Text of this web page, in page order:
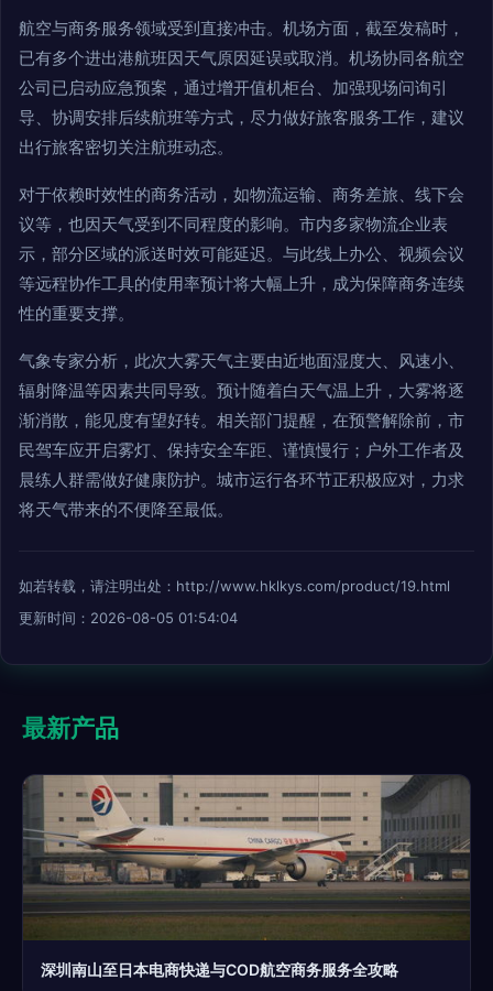
航空与商务服务领域受到直接冲击。机场方面，截至发稿时，
已有多个进出港航班因天气原因延误或取消。机场协同各航空
公司已启动应急预案，通过增开值机柜台、加强现场问询引
导、协调安排后续航班等方式，尽力做好旅客服务工作，建议
出行旅客密切关注航班动态。
对于依赖时效性的商务活动，如物流运输、商务差旅、线下会
议等，也因天气受到不同程度的影响。市内多家物流企业表
示，部分区域的派送时效可能延迟。与此线上办公、视频会议
等远程协作工具的使用率预计将大幅上升，成为保障商务连续
性的重要支撑。
气象专家分析，此次大雾天气主要由近地面湿度大、风速小、
辐射降温等因素共同导致。预计随着白天气温上升，大雾将逐
渐消散，能见度有望好转。相关部门提醒，在预警解除前，市
民驾车应开启雾灯、保持安全车距、谨慎慢行；户外工作者及
晨练人群需做好健康防护。城市运行各环节正积极应对，力求
将天气带来的不便降至最低。
如若转载，请注明出处：http://www.hklkys.com/product/19.html
更新时间：2026-08-05 01:54:04
最新产品
深圳南山至日本电商快递与COD航空商务服务全攻略